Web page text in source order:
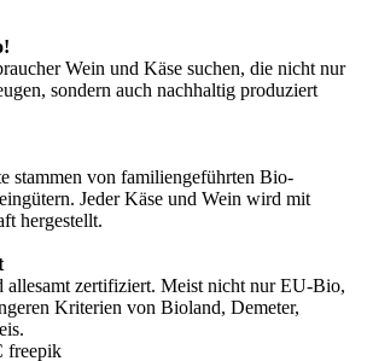
Wein und Käse suchen, die nicht nur
sondern auch nachhaltig produziert
stammen von familiengeführten Bio-
Jeder Käse und Wein wird mit
hergestellt.
allesamt zertifiziert. Meist nicht nur EU-Bio,
Kriterien von Bioland, Demeter,